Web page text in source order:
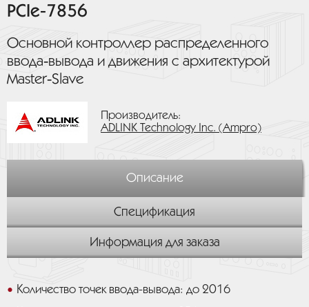
PCIe-7856
Основной контроллер распределенного
ввода‑вывода и движения с архитектурой
Master‑Slave
Производитель:
ADLINK Technology Inc. (Ampro)
Описание
Спецификация
Информация для заказа
Количество точек ввода-вывода: до 2016